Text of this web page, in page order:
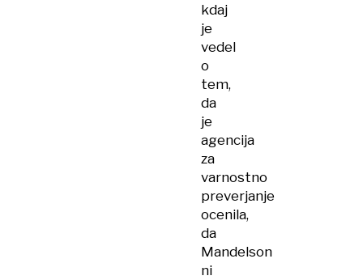
kdaj
je
vedel
o
tem,
da
je
agencija
za
varnostno
preverjanje
ocenila,
da
Mandelson
ni